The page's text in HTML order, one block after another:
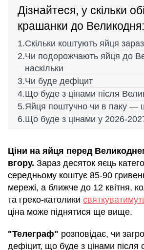
Дізнайтеся, у скільки
крашанки до Великодня:
Скільки коштують яйця зараз
Чи подорожчають яйця до
наскільки
Чи буде дефіцит
Що буде з цінами після
Яйця поштучно чи в паку —
Що буде з цінами у 2026-
Ціни на яйця перед
вгору. Зараз десяток яєць
середньому коштує 85-90
мережі, а ближче до 12 квітня,
та греко-католики
ціна може піднятися ще вище.
"Телеграф" розповідає, чи
дефіцит, що буде з цінами після